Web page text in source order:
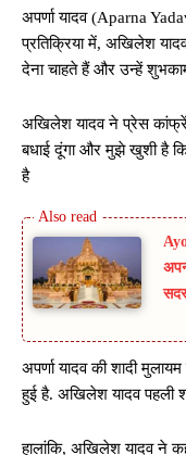
अपर्णा यादव (Aparna
प्रतिक्रिया में, अखिलेश
देना चाहते हैं और उन्हें
अखिलेश यादव ने प्रेस
बधाई दूंगा और मुझे खुशी है कि
है
अपर्णा यादव की शादी
हुई है. अखिलेश यादव पहली
हालांकि, अखिलेश यादव ने